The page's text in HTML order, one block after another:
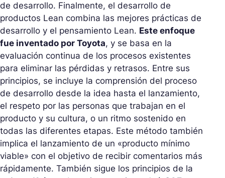
de desarrollo. Finalmente, el desarrollo de
productos Lean combina las mejores prácticas de
desarrollo y el pensamiento Lean. Este enfoque
fue inventado por Toyota, y se basa en la
evaluación continua de los procesos existentes
para eliminar las pérdidas y retrasos. Entre sus
principios, se incluye la comprensión del proceso
de desarrollo desde la idea hasta el lanzamiento,
el respeto por las personas que trabajan en el
producto y su cultura, o un ritmo sostenido en
todas las diferentes etapas. Este método también
implica el lanzamiento de un «producto mínimo
viable» con el objetivo de recibir comentarios más
rápidamente. También sigue los principios de la